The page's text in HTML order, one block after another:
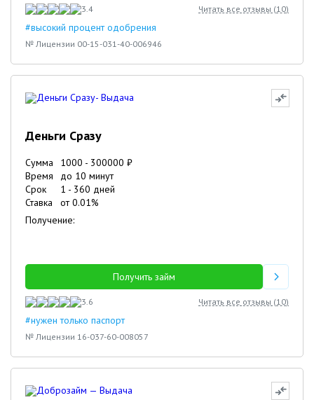
3.4 Читать все отзывы (10)
#высокий процент одобрения
№ Лицензии 00-15-031-40-006946
Деньги Сразу
Сумма 1000 - 300000 ₽
Время
до 10 минут
Срок
1 - 360 дней
Ставка
от0.01%
Получение:
Получить займ
3.6 Читать все отзывы (10)
#нужен только паспорт
№ Лицензии 16-037-60-008057